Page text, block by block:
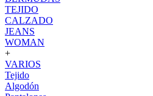
TEJIDO
CALZADO
JEANS
WOMAN
+
VARIOS
Tejido
Algodón